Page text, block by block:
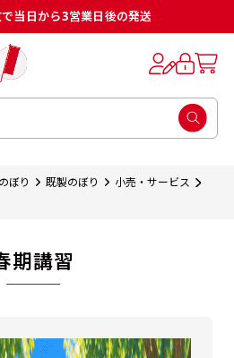
当日から3営業日後の発送
ぼり 既製のぼり
小売・サービス
期講習